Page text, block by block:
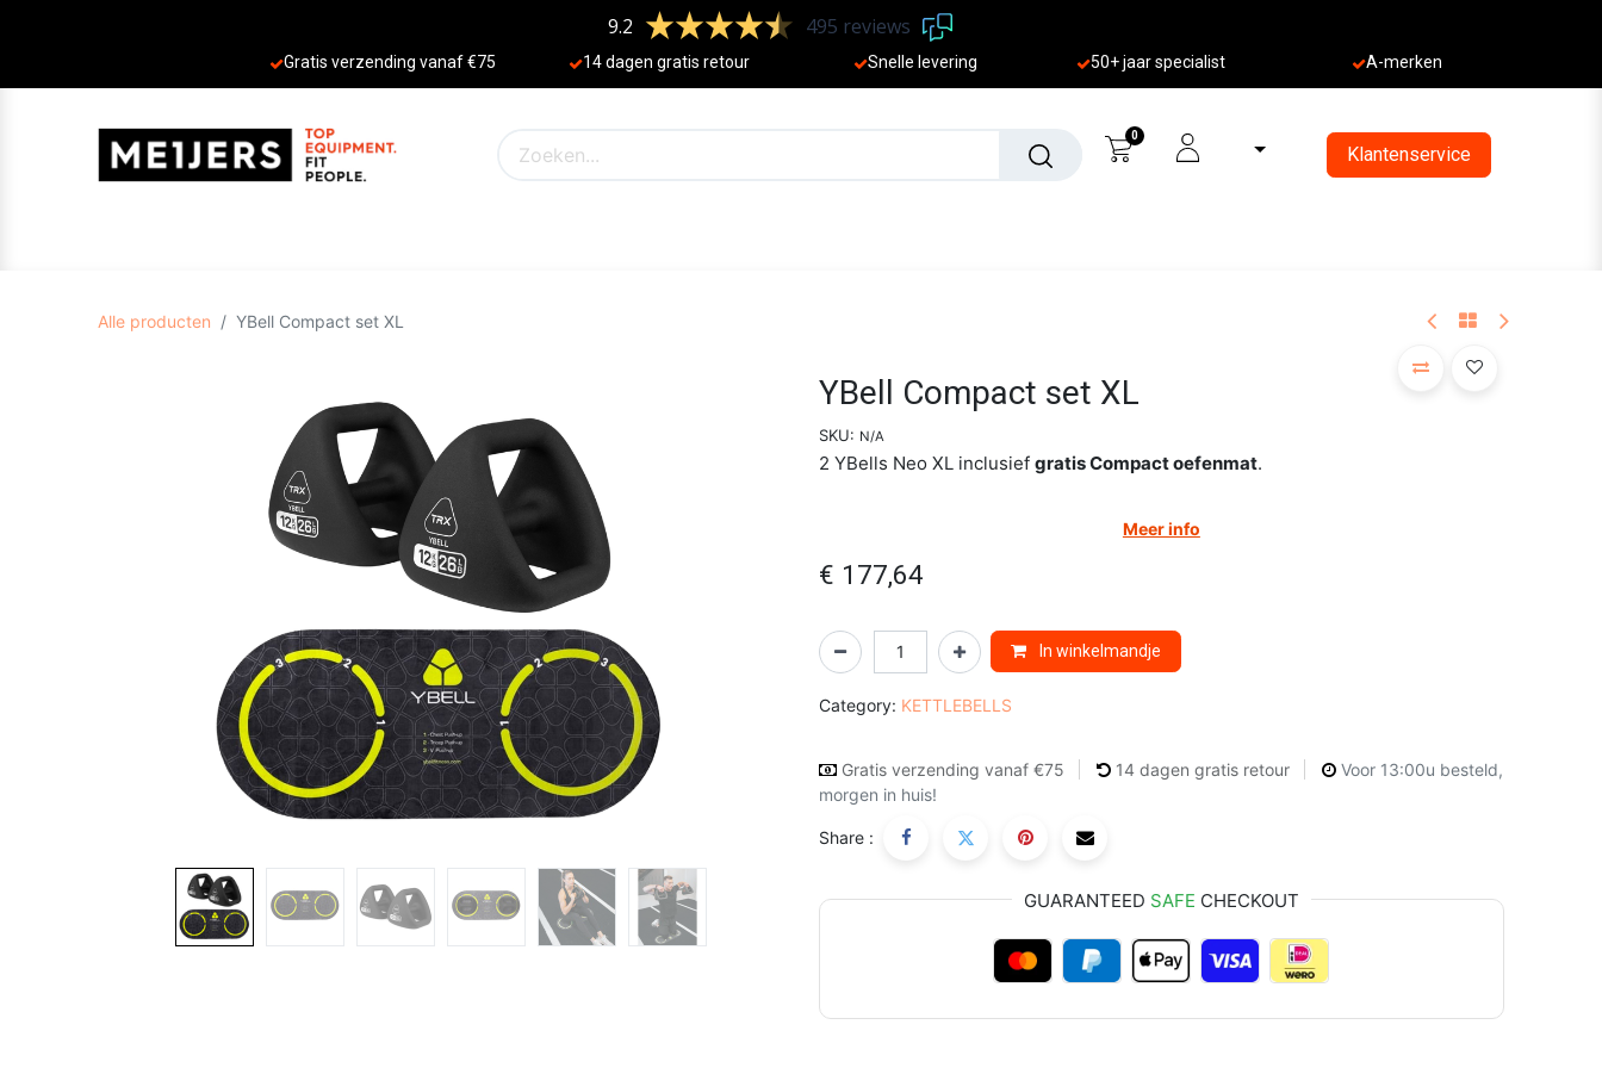
9.2 495 reviews
Gratis verzending vanaf €75 14 dagen gratis retour Sne lle levering 50+ jaar specialist A-merken
0
Klantenservice
Alle producten YBell Compact set XL
YBell Compact set XL
SKU: N/A
2 YBells Neo XL inclusief gratis Compact oefenmat.
Meer info
€ 177,64
In winkelmandje
Category: KETTLEBELLS
Gratis verzending vanaf €75 14 dagen gratis retour
Voor 13:00u besteld,
morgen in huis!
Share :
GUARANTEED SAFE CHECKOUT